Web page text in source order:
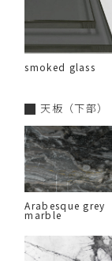
smoked glass
天板（下部
Arabesque grey
marble